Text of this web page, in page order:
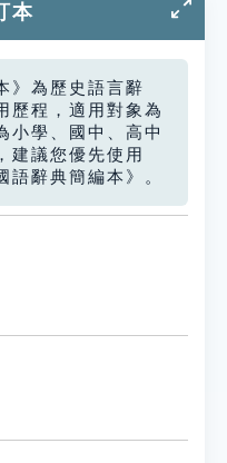
本
》為歷史語言辭
歷程，適用對象為
小學、國中、高中
建議您優先使用
語辭典簡編本》。